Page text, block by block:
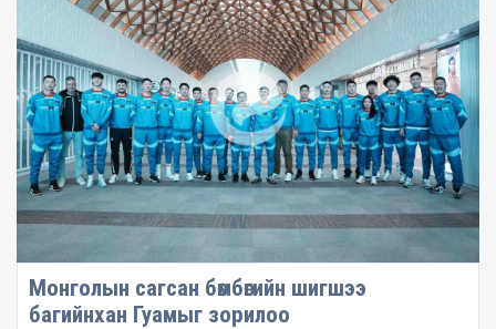
Монголын сагсан бөмбөгийн шигшээ
багийнхан Гуамыг зорилоо